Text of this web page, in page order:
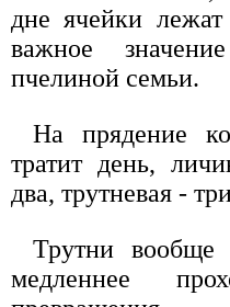
дне ячейки
важное
пчелиной семьи.
На прядение
тратит день,
два, трутневая -
Трутни вообще
медленнее